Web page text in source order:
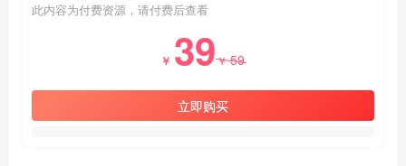
此内容为付费资源，请付费后查看
￥ 39￥59
立即购买